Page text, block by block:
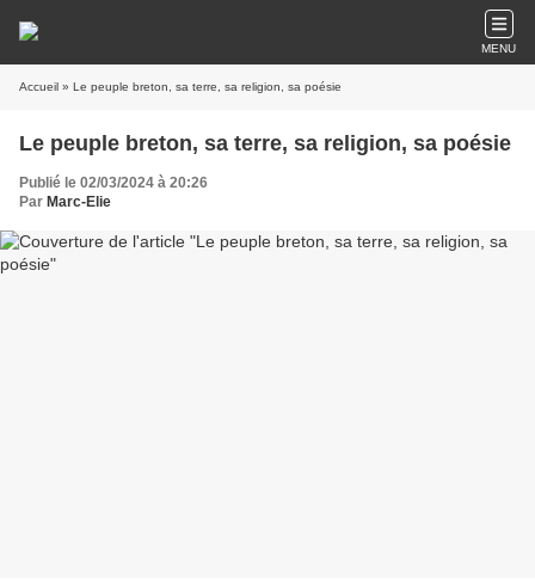
MENU
Accueil » Le peuple breton, sa terre, sa religion, sa poésie
Le peuple breton, sa terre, sa religion, sa poésie
Publié le 02/03/2024 à 20:26
Par Marc-Elie